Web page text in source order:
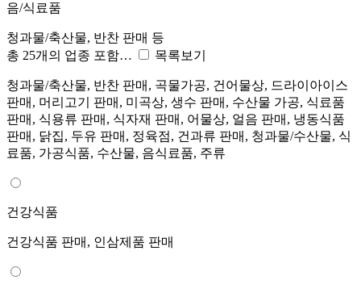
음/식료품
청과물/축산물, 반찬 판매 등
총 25개의 업종 포함…
목록보기
청과물/축산물, 반찬 판매, 곡물가공, 건어물상, 드라이아이스
판매, 머리고기 판매, 미곡상, 생수 판매, 수산물 가공, 식료품
판매, 식용류 판매, 식자재 판매, 어물상, 얼음 판매, 냉동식품
판매, 닭집, 두유 판매, 정육점, 건과류 판매, 청과물/수산물, 식
료품, 가공식품, 수산물, 음식료품, 주류
건강식품
건강식품 판매, 인삼제품 판매